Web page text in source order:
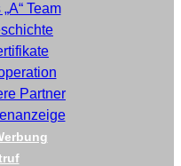
„A“ Team
Partner